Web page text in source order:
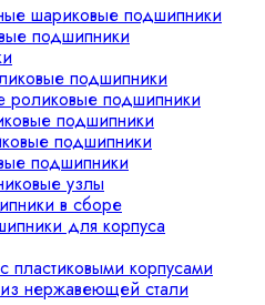
шариковые подшипники
подшипники
подшипники
роликовые подшипники
подшипники
подшипники
подшипники
узлы
в сборе
для корпуса
пластиковыми корпусами
нержавеющей стали